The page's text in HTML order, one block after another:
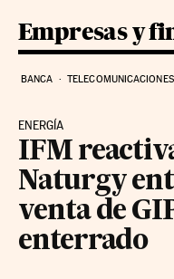
Empresas y
BANCA TELECOMUNICACIONES
ENERGÍA
IFM
Naturgy
venta de
enterrado